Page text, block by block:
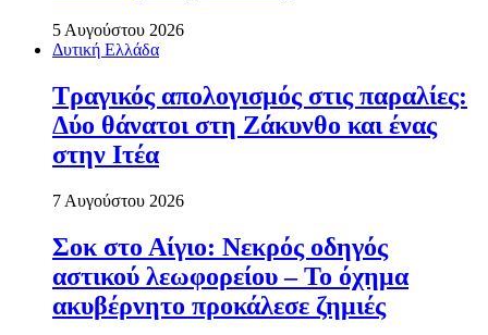
5 Αυγούστου 2026
Δυτική Ελλάδα
Τραγικός απολογισμός στις παραλίες:
Δύο θάνατοι στη Ζάκυνθο και ένας
στην Ιτέα
7 Αυγούστου 2026
Σοκ στο Αίγιο: Νεκρός οδηγός
αστικού λεωφορείου – Το όχημα
ακυβέρνητο προκάλεσε ζημιές